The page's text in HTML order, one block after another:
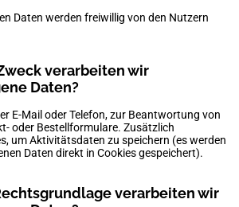
Daten werden freiwillig von den Nutzern
verarbeiten wir
Daten?
E-Mail oder Telefon, zur Beantwortung von
oder Bestellformulare. Zusätzlich
um Aktivitätsdaten zu speichern (es werden
Daten direkt in Cookies gespeichert).
verarbeiten wir